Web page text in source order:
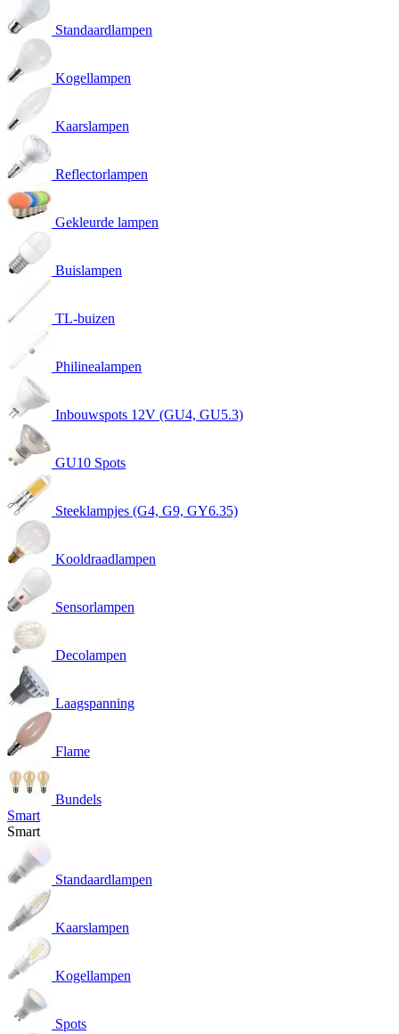
Standaardlampen
Kogellampen
Kaarslampen
Reflectorlampen
Gekleurde lampen
Buislampen
TL-buizen
Philinealampen
Inbouwspots 12V (GU4, GU5.3)
GU10 Spots
Steeklampjes (G4, G9, GY6.35)
Kooldraadlampen
Sensorlampen
Decolampen
Laagspanning
Flame
Bundels
Smart
Smart
Standaardlampen
Kaarslampen
Kogellampen
Spots